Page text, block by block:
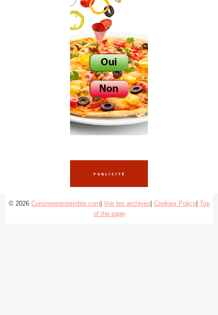
© 2026 Cuisinonsensemble.com Voir les archives Cookies Policy| Top
of the page